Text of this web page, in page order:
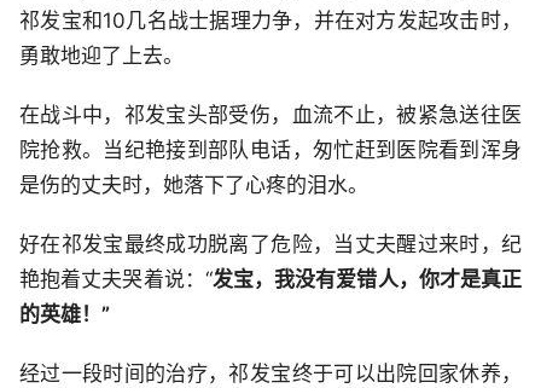
祁发宝和10几名战士据理力争，并在对方发起攻击时，
勇敢地迎了上去。
在战斗中，祁发宝头部受伤，血流不止，被紧急送往医
院抢救。当纪艳接到部队电话，匆忙赶到医院看到浑身
是伤的丈夫时，她落下了心疼的泪水。
好在祁发宝最终成功脱离了危险，当丈夫醒过来时，纪
艳抱着丈夫哭着说：“发宝，我没有爱错人，你才是真正
的英雄！”
经过一段时间的治疗，祁发宝终于可以出院回家休养，